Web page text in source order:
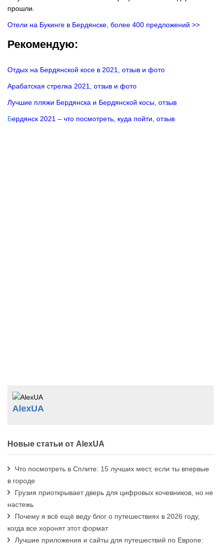
прошли.
Отели на Букинге в Бердянске, более 400 предложений >>
Рекомендую:
Отдых на Бердянской косе в 2021, отзыв и фото
Арабатская стрелка 2021, отзыв и фото
Лучшие пляжи Бердянска и Бердянской косы, отзыв
Бердянск 2021 – что посмотреть, куда пойти, отзыв
AlexUA
Новые статьи от AlexUA
Что посмотреть в Сплите: 15 лучших мест, если ты впервые
в городе
Грузия приоткрывает дверь для цифровых кочевников, но не
настежь
Почему я всё ещё веду блог о путешествиях в 2026 году,
когда все хоронят этот формат
Лучшие приложения и сайты для путешествий по Европе: